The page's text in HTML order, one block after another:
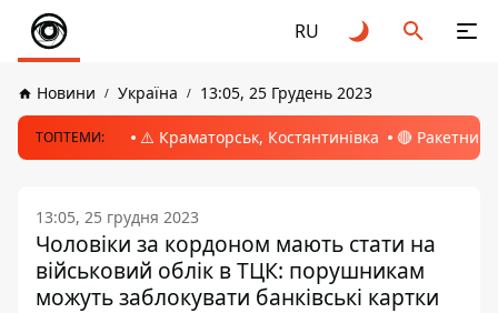
RU
Новини Україна 13:05, 25 Грудень 2023
ТОПТЕМИ: ⚠️ Краматорськ, Костянтинівка 🔴 Ракетний
13:05, 25 грудня 2023
Чоловіки за кордоном мають стати на
військовий облік в ТЦК: порушникам
можуть заблокувати банківські картки